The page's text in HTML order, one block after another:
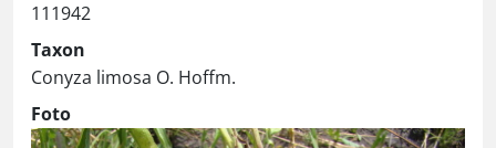
111942
Taxon
Conyza limosa O. Hoffm.
Foto